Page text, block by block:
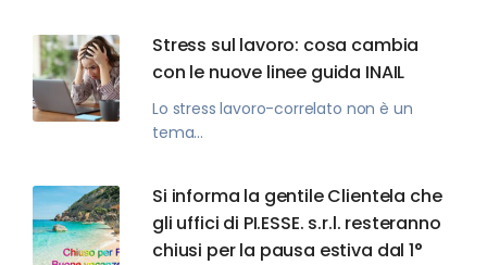
Stress sul lavoro: cosa cambia
con le nuove linee guida INAIL
Lo stress lavoro-correlato non è un
tema...
Si informa la gentile Clientela che
gli uffici di PI.ESSE. s.r.l. resteranno
chiusi per la pausa estiva dal 1°